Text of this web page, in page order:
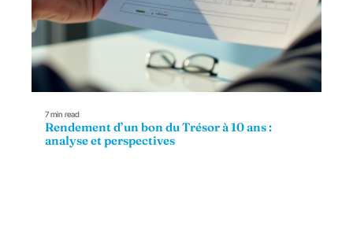
7 min read
Rendement d’un bon du Trésor à 10 ans :
analyse et perspectives